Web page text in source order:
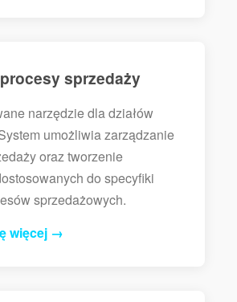
sprzedaży
narzędzie dla działów
umożliwia zarządzanie
oraz tworzenie
do specyfiki
sprzedażowych.
więcej →